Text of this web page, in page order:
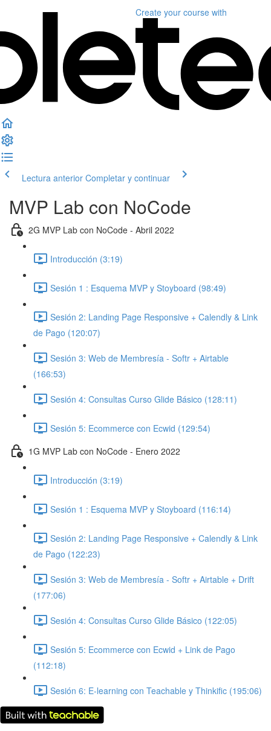
Create your course with
Lectura anterior Completar y continuar
MVP Lab con NoCode
2G MVP Lab con NoCode - Abril 2022
Introducción (3:19)
Sesión 1 : Esquema MVP y Stoyboard (98:49)
Sesión 2: Landing Page Responsive + Calendly & Link
de Pago (120:07)
Sesión 3: Web de Membresía - Softr + Airtable
(166:53)
Sesión 4: Consultas Curso Glide Básico (128:11)
Sesión 5: Ecommerce con Ecwid (129:54)
1G MVP Lab con NoCode - Enero 2022
Introducción (3:19)
Sesión 1 : Esquema MVP y Stoyboard (116:14)
Sesión 2: Landing Page Responsive + Calendly & Link
de Pago (122:23)
Sesión 3: Web de Membresía - Softr + Airtable + Drift
(177:06)
Sesión 4: Consultas Curso Glide Básico (122:05)
Sesión 5: Ecommerce con Ecwid + Link de Pago
(112:18)
Sesión 6: E-learning con Teachable y Thinkific (195:06)